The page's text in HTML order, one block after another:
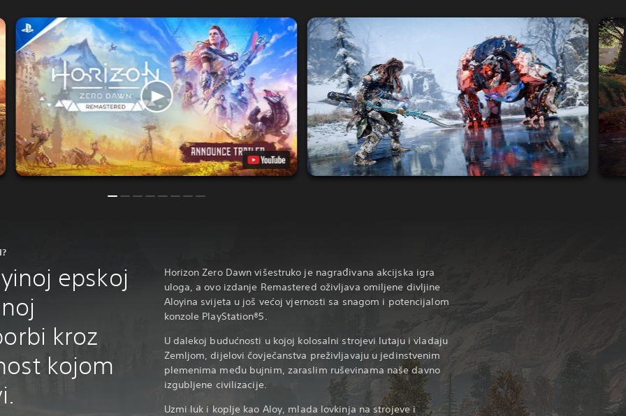
epskoj
kroz
kojom
Horizon Zero Dawn višestruko je nagrađivana akcijska igra
uloga, a ovo izdanje Remastered oživljava omiljene divljine
Aloyina svijeta u još većoj vjernosti sa snagom i potencijalom
konzole PlayStation®5.
U dalekoj budućnosti u kojoj kolosalni strojevi lutaju i vladaju
Zemljom, dijelovi čovječanstva preživljavaju u jedinstvenim
plemenima među bujnim, zaraslim ruševinama naše davno
izgubljene civilizacije.
Uzmi luk i koplje kao Aloy, mlada lovkinja na strojeve i